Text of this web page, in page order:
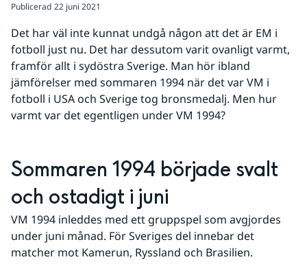
Publicerad 22 juni 2021
Det har väl inte kunnat undgå någon att det är EM i
fotboll just nu. Det har dessutom varit ovanligt varmt,
framför allt i sydöstra Sverige. Man hör ibland
jämförelser med sommaren 1994 när det var VM i
fotboll i USA och Sverige tog bronsmedalj. Men hur
varmt var det egentligen under VM 1994?
Sommaren 1994 började svalt
och ostadigt i juni
VM 1994 inleddes med ett gruppspel som avgjordes
under juni månad. För Sveriges del innebar det
matcher mot Kamerun, Ryssland och Brasilien.